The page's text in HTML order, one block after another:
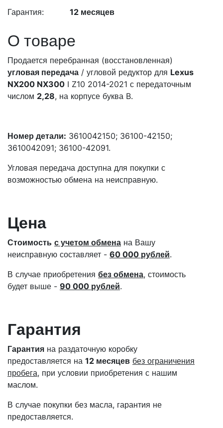
Гарантия: 12 месяцев
О товаре
Продается перебранная (восстановленная)
угловая передача / угловой редуктор для Lexus
NX200 NX300 I Z10 2014-2021 с передаточным
числом 2,28, на корпусе буква B.
Номер детали: 3610042150; 36100-42150;
3610042091; 36100-42091.
Угловая передача доступна для покупки с
возможностью обмена на неисправную.
Цена
Стоимость с учетом обмена на Вашу
неисправную составляет - 60 000 рублей.
В случае приобретения без обмена, стоимость
будет выше - 90 000 рублей.
Гарантия
Гарантия на раздаточную коробку
предоставляется на 12 месяцев без ограничения
пробега, при условии приобретения с нашим
маслом.
В случае покупки без масла, гарантия не
предоставляется.